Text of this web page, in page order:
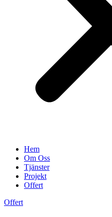
Hem
Om Oss
Tjänster
Projekt
Offert
Offert